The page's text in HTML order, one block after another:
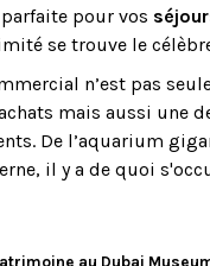
pour vos
se trouve le
n’est pas
mais aussi une
De l’aquarium
il y a de quoi
au Dubai